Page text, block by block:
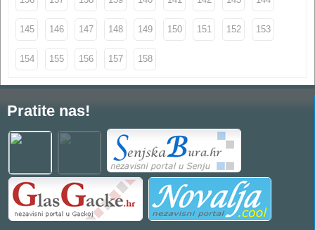
145 146 147 148 149 150 151 152 153
154 155 156 157 158
Pratite nas!